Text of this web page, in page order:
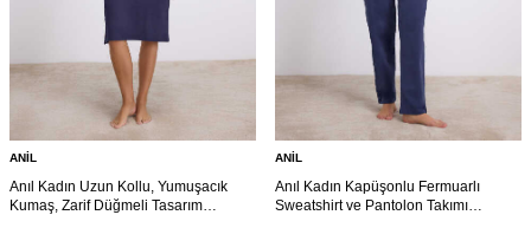
ANIL
Anıl Kadın Uzun Kollu, Yumuşacık
Kumaş, Zarif Düğmeli Tasarım
ANIL
Anıl Kadın Kapüşonlu Fermuarlı
Sweatshirt ve Pantolon Takımı